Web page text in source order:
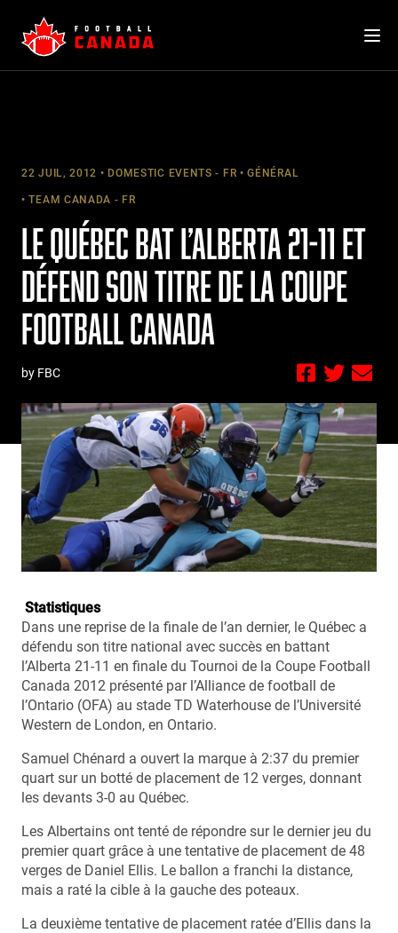
content
22 JUIL, 2012 DOMESTIC EVENTS - FR GÉNÉRAL
TEAM CANADA - FR
LE QUÉBEC BAT L’ALBERTA 21-11 ET
DÉFEND SON TITRE DE LA COUPE
FOOTBALL CANADA
by FBC
Statistiques
Dans une reprise de la finale de l’an dernier, le Québec a
défendu son titre national avec succès en battant
l’Alberta 21-11 en finale du Tournoi de la Coupe Football
Canada 2012 présenté par l’Alliance de football de
l’Ontario (OFA) au stade TD Waterhouse de l’Université
Western de London, en Ontario.
Samuel Chénard a ouvert la marque à 2:37 du premier
quart sur un botté de placement de 12 verges, donnant
les devants 3-0 au Québec.
Les Albertains ont tenté de répondre sur le dernier jeu du
premier quart grâce à une tentative de placement de 48
verges de Daniel Ellis. Le ballon a franchi la distance,
mais a raté la cible à la gauche des poteaux.
La deuxième tentative de placement ratée d’Ellis dans la